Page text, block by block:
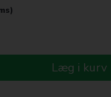
Læg i kurv